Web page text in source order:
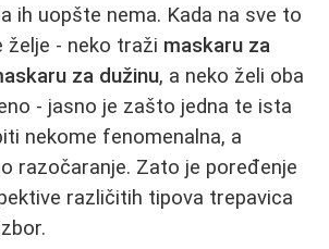
ih uopšte nema. Kada na sve to
želje - neko traži maskaru za
za dužinu, a neko želi oba
- jasno je zašto jedna te ista
nekome fenomenalna, a
razočaranje. Zato je poređenje
različitih tipova trepavica